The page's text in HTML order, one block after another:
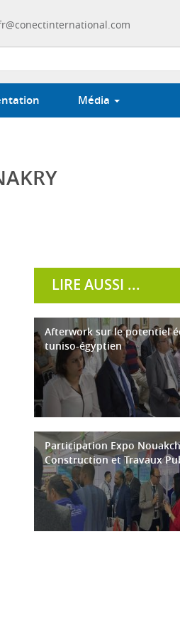
Média
LIRE AUSSI ...
Afterwork sur le potentiel
tuniso-égyptien
Participation Expo
Construction et Travaux